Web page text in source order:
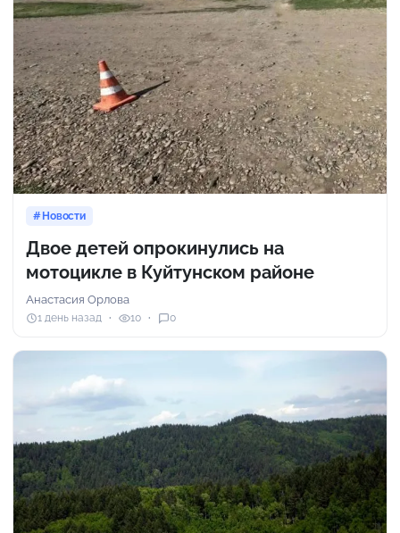
Новости
Двое детей опрокинулись на
мотоцикле в Куйтунском районе
Анастасия Орлова
1 день назад 10 0